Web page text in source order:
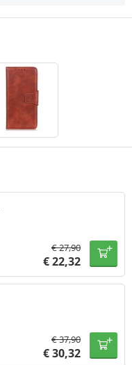
€27,90
€22,32
€37,90
€30,32